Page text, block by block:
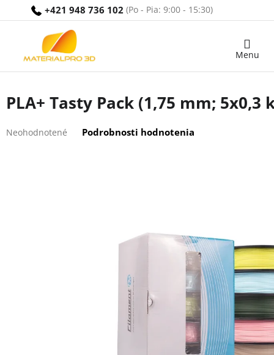
+421 948 736 102
Nákupný
PLA+ Tasty Pack (1,75 mm; 5x0,3
hodnotenie
Neohodnotené Podrobnosti hodnotenia